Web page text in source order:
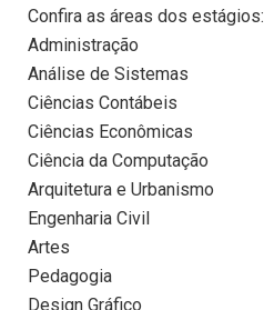
Confira as áreas dos estágios:
Administração
Análise de Sistemas
Ciências Contábeis
Ciências Econômicas
Ciência da Computação
Arquitetura e Urbanismo
Engenharia Civil
Artes
Pedagogia
Design Gráfico